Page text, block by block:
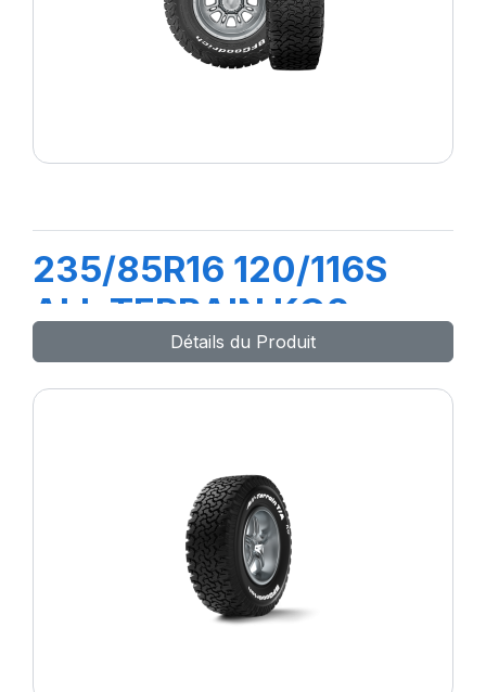
235/85R16 120/116S
ALL TERRAIN KO2
LRERW
Détails du Produit